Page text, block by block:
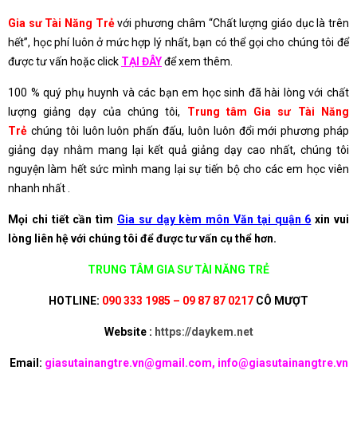
Gia sư Tài Năng Trẻvới phương châm “Chất lượng giáo dục là trên
hết”, học phí luôn ở mức hợp lý nhất, bạn có thể gọi cho chúng tôi để
được tư vấn hoặc click TẠI ĐÂYđể xem thêm.
100 % quý phụ huynh và các bạn em học sinh đã hài lòng với chất
lượng giảng dạy của chúng tôi, Trung tâm Gia sư Tài Năng
Trẻ chúng tôi luôn luôn phấn đấu, luôn luôn đổi mới phương pháp
giảng dạy nhằm mang lại kết quả giảng dạy cao nhất, chúng tôi
nguyện làm hết sức mình mang lại sự tiến bộ cho các em học viên
nhanh nhất .
Mọi chi tiết cần tìm Gia sư dạy kèm môn Văn tại quận 6 xin vui
lòng liên hệ với chúng tôi để được tư vấn cụ thể hơn.
TRUNG TÂM GIA SƯ TÀI NĂNG TRẺ
HOTLINE: 090 333 1985 – 09 87 87 0217 CÔ MƯỢT
Website : https://daykem.net
Email: giasutainangtre.vn@gmail.com, info@giasutainangtre.vn